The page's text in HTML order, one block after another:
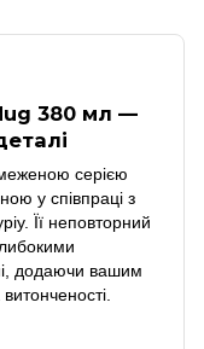
380 мл —
серією
у співпраці з
Її неповторний
додаючи вашим